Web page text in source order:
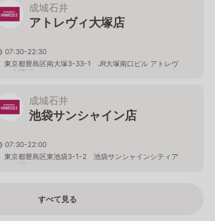
成城石井
アトレヴィ大塚店
07:30-22:30
東京都豊島区南大塚3-33-1 JR大塚南口ビル アトレヴ
ィ大塚2F
成城石井
池袋サンシャイン店
07:30-22:00
東京都豊島区東池袋3-1-2 池袋サンシャインシティア
ルパ1F
すべて見る